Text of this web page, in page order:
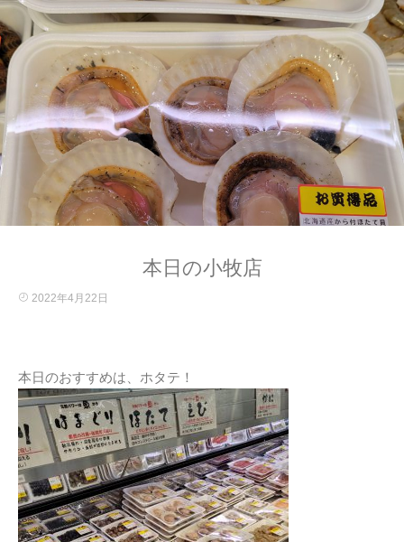
本日の小牧店
2022年4月22日
本日のおすすめは、ホタテ！